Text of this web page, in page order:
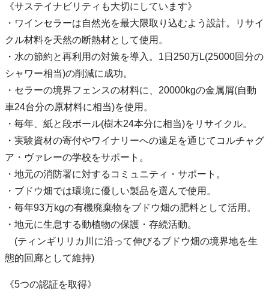
《サステイナビリティも大切にしています》
・ワインセラーは自然光を最大限取り込むよう設計。リサイ
クル材料を天然の断熱材として使用。
・水の節約と再利用の対策を導入。1日250万L(25000回分の
シャワー相当)の削減に成功。
・セラーの境界フェンスの材料に、20000kgの金属屑(自動
車24台分の原材料に相当)を使用。
・毎年、紙と段ボール(樹木24本分に相当)をリサイクル。
・実験資材の寄付やワイナリーへの遠足を通じてコルチャグ
ア・ヴァレーの学校をサポート。
・地元の消防署に対するコミュニティ・サポート。
・ブドウ畑では環境に優しい製品を選んで使用。
・毎年93万kgの有機廃棄物をブドウ畑の肥料として活用。
・地元に生息する動植物の保護・存続活動。
(ティンギリリカ川に沿って伸びるブドウ畑の境界地を生
態的回廊として維持)
《5つの認証を取得》